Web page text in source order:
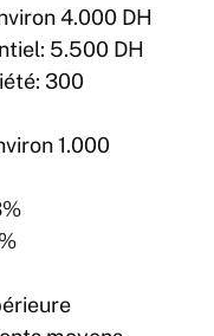
4.000 DH
5.500 DH
300
1.000